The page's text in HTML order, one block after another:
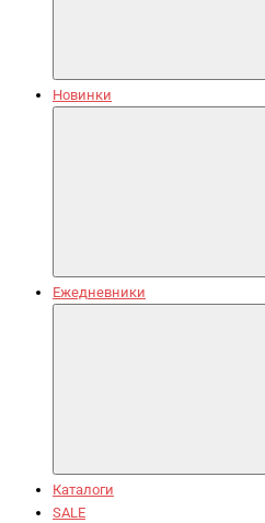
Новинки
Ежедневники
Каталоги
SALE